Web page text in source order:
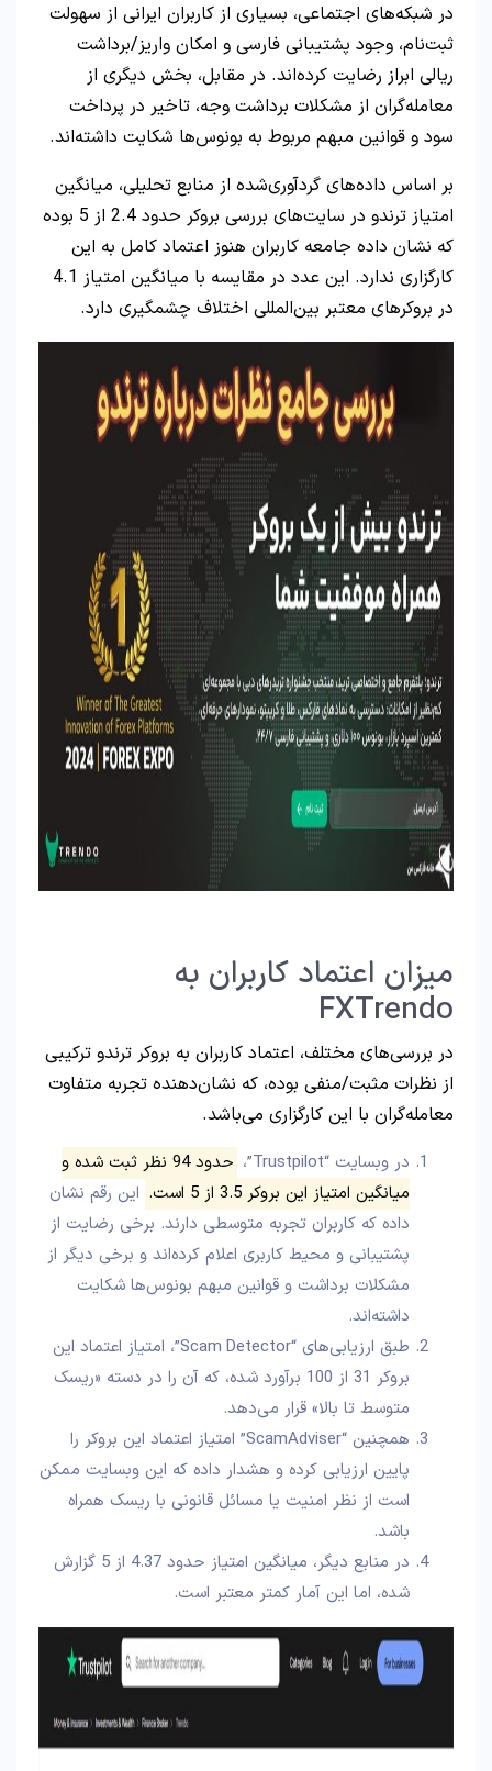
در شبکه‌های اجتماعی، بسیاری از کاربران ایرانی از سهولت
ثبت‌نام، وجود پشتیبانی فارسی و امکان واریز/برداشت
ریالی ابراز رضایت کرده‌اند. در مقابل، بخش دیگری از
معامله‌گران از مشکلات برداشت وجه، تاخیر در پرداخت
سود و قوانین مبهم مربوط به بونوس‌ها شکایت داشته‌اند.
بر اساس داده‌های گردآوری‌شده از منابع تحلیلی، میانگین
امتیاز ترندو در سایت‌های بررسی بروکر حدود 2.4 از 5 بوده
که نشان داده جامعه کاربران هنوز اعتماد کامل به این
کارگزاری ندارد. این عدد در مقایسه با میانگین امتیاز 4.1
در بروکرهای معتبر بین‌المللی اختلاف چشمگیری دارد.
میزان اعتماد کاربران به
FXTrendo
در بررسی‌های مختلف، اعتماد کاربران به بروکر ترندو ترکیبی
از نظرات مثبت/منفی بوده، که نشان‌دهنده تجربه متفاوت
معامله‌گران با این کارگزاری می‌باشد.
در وبسایت “Trustpilot”،
حدود 94 نظر ثبت شده و
میانگین امتیاز این بروکر 3.5 از 5 است.
این رقم نشان
داده که کاربران تجربه متوسطی دارند. برخی رضایت از
پشتیبانی و محیط کاربری اعلام کرده‌اند و برخی دیگر از
مشکلات برداشت و قوانین مبهم بونوس‌ها شکایت
داشته‌اند.
طبق ارزیابی‌های “Scam Detector”، امتیاز اعتماد این
بروکر 31 از 100 برآورد شده، که آن را در دسته «ریسک
متوسط تا بالا» قرار می‌دهد.
همچنین “ScamAdviser” امتیاز اعتماد این بروکر را
پایین ارزیابی کرده و هشدار داده که این وبسایت ممکن
است از نظر امنیت یا مسائل قانونی با ریسک همراه
باشد.
در منابع دیگر، میانگین امتیاز حدود 4.37 از 5 گزارش
شده، اما این آمار کمتر معتبر است.